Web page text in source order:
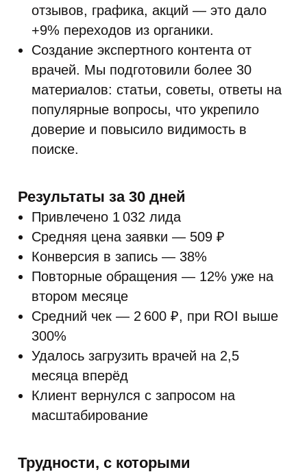
отзывов, графика, акций — это дало
+9% переходов из органики.
Создание экспертного контента от
врачей. Мы подготовили более 30
материалов: статьи, советы, ответы на
популярные вопросы, что укрепило
доверие и повысило видимость в
поиске.
Результаты за 30 дней
Привлечено 1 032 лида
Средняя цена заявки — 509 ₽
Конверсия в запись — 38%
Повторные обращения — 12% уже на
втором месяце
Средний чек — 2 600 ₽, при ROI выше
300%
Удалось загрузить врачей на 2,5
месяца вперёд
Клиент вернулся с запросом на
масштабирование
Трудности, с которыми